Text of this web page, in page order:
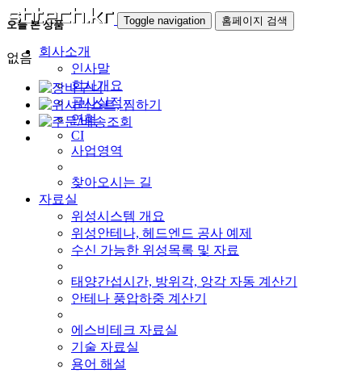
Toggle navigation 홈페이지 검색
회사소개
인사말
회사개요
공사실적
연혁
CI
사업영역
찾아오시는 길
자료실
위성시스템 개요
위성안테나, 헤드엔드 공사 예제
수신 가능한 위성목록 및 자료
태양간섭시간, 방위각, 앙각 자동 계산기
안테나 풍압하중 계산기
에스비테크 자료실
기술 자료실
용어 해설
오늘 본 상품
없음